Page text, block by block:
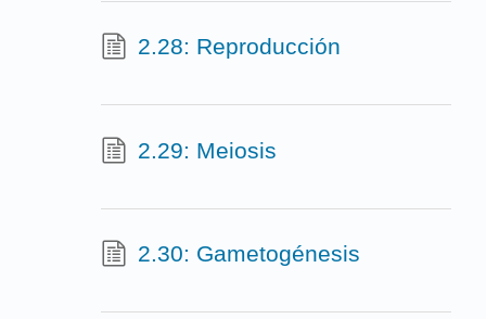
2.28: Reproducción
2.29: Meiosis
2.30: Gametogénesis